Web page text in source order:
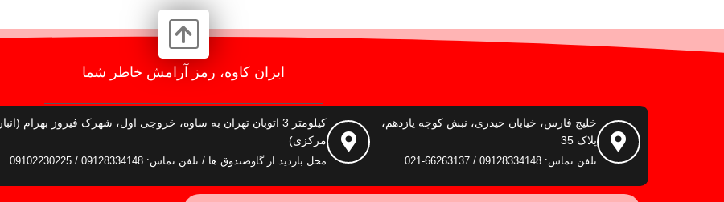
ایران کاوه، رمز آرامش خاطر شما
خلیج فارس، خیابان حیدری، نبش کوچه یازدهم،
پلاک 35
تلفن تماس: 09128334148 / 66263137-021
کیلومتر 3 اتوبان تهران به ساوه، خروجی اول، شهرک فیروز بهرام (انبار
مرکزی)
محل بازدید از گاوصندوق ها / تلفن تماس: 09128334148 / 09102230225